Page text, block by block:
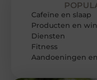
Cafeïne en slaap
Producten en
Diensten
Fitness
Aandoeningen